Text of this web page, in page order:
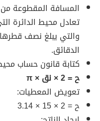
المسافة المقطوعة
تعادل محيط الدائرة
الدقائق.
كتابة قانون حساب
ح = 2 × نق × π
تعويض المعطيات:
ح = 2 × 15 × 3.14